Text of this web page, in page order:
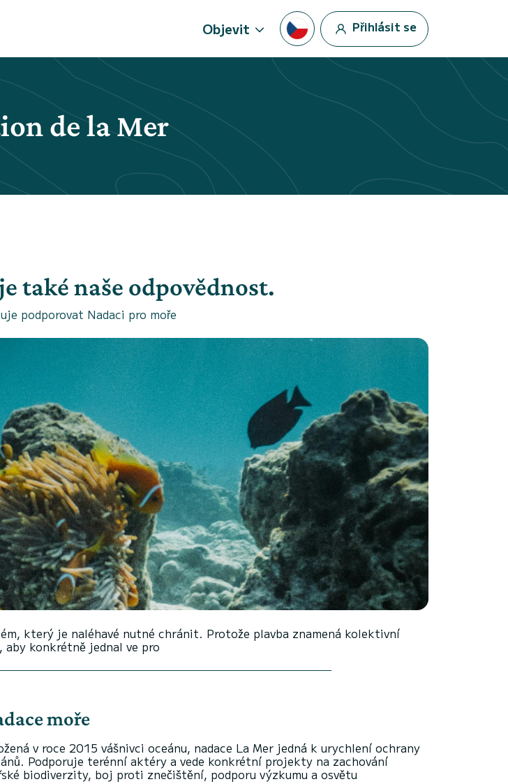
Objevit Přihlásit se
de la Mer
také naše odpovědnost.
podporovat Nadaci pro moře
který je naléhavé nutné chránit. Protože plavba znamená kolektivní
aby konkrétně jednal ve pro
moře
v roce 2015 vášnivci oceánu, nadace La Mer jedná k urychlení ochrany
Podporuje terénní aktéry a vede konkrétní projekty na zachování
biodiverzity, boj proti znečištění, podporu výzkumu a osvětu